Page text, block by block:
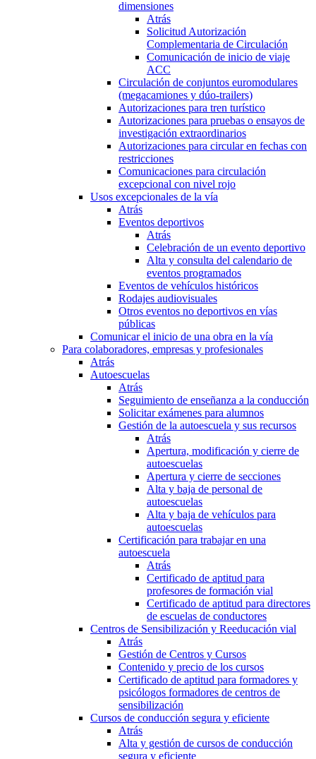
dimensiones
Atrás
Solicitud Autorización
Complementaria de Circulación
Comunicación de inicio de viaje
ACC
Circulación de conjuntos euromodulares
(megacamiones y dúo-trailers)
Autorizaciones para tren turístico
Autorizaciones para pruebas o ensayos de
investigación extraordinarios
Autorizaciones para circular en fechas con
restricciones
Comunicaciones para circulación
excepcional con nivel rojo
Usos excepcionales de la vía
Atrás
Eventos deportivos
Atrás
Celebración de un evento deportivo
Alta y consulta del calendario de
eventos programados
Eventos de vehículos históricos
Rodajes audiovisuales
Otros eventos no deportivos en vías
públicas
Comunicar el inicio de una obra en la vía
Para colaboradores, empresas y profesionales
Atrás
Autoescuelas
Atrás
Seguimiento de enseñanza a la conducción
Solicitar exámenes para alumnos
Gestión de la autoescuela y sus recursos
Atrás
Apertura, modificación y cierre de
autoescuelas
Apertura y cierre de secciones
Alta y baja de personal de
autoescuelas
Alta y baja de vehículos para
autoescuelas
Certificación para trabajar en una
autoescuela
Atrás
Certificado de aptitud para
profesores de formación vial
Certificado de aptitud para directores
de escuelas de conductores
Centros de Sensibilización y Reeducación vial
Atrás
Gestión de Centros y Cursos
Contenido y precio de los cursos
Certificado de aptitud para formadores y
psicólogos formadores de centros de
sensibilización
Cursos de conducción segura y eficiente
Atrás
Alta y gestión de cursos de conducción
segura y eficiente